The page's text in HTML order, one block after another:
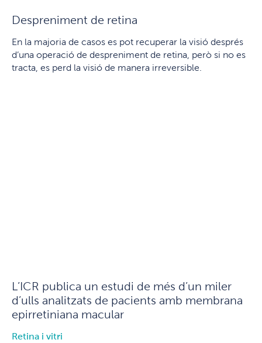
Despreniment de retina
En la majoria de casos es pot recuperar la visió després
d’una operació de despreniment de retina, però si no es
tracta, es perd la visió de manera irreversible.
L’ICR publica un estudi de més d’un miler
d’ulls analitzats de pacients amb membrana
epirretiniana macular
Retina i vitri